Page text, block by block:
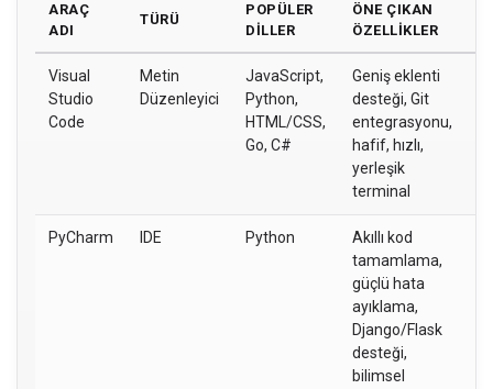
ARAÇ
ADI
TÜRÜ
POPÜLER
DILLER
ÖNE ÇIKAN
ÖZELLIKLER
Visual
Studio
Code
Metin
Düzenleyici
JavaScript,
Python,
HTML/CSS,
Go, C#
Geniş eklenti
desteği, Git
entegrasyonu,
hafif, hızlı,
yerleşik
terminal
PyCharm IDE Python
Akıllı kod
tamamlama,
güçlü hata
ayıklama,
Django/Flask
desteği,
bilimsel